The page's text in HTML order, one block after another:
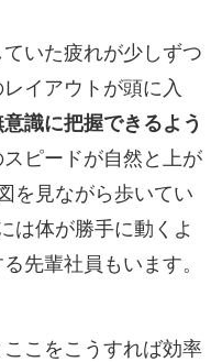
いた疲れが少しずつ
イアウトが頭に入
識に把握できるよう
ピードが自然と上が
を見ながら歩いてい
は体が勝手に動くよ
先輩社員もいます。
こをこうすれば効率